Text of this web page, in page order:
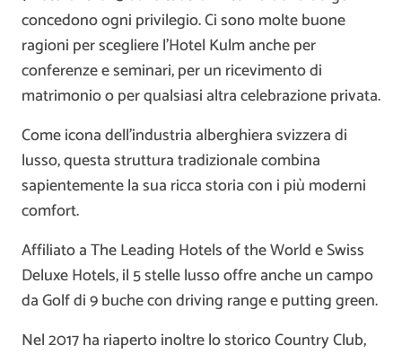
concedono ogni privilegio. Ci sono molte buone
ragioni per scegliere l’Hotel Kulm anche per
conferenze e seminari, per un ricevimento di
matrimonio o per qualsiasi altra celebrazione privata.
Come icona dell’industria alberghiera svizzera di
lusso, questa struttura tradizionale combina
sapientemente la sua ricca storia con i più moderni
comfort.
Affiliato a The Leading Hotels of the World e Swiss
Deluxe Hotels, il 5 stelle lusso offre anche un campo
da Golf di 9 buche con driving range e putting green.
Nel 2017 ha riaperto inoltre lo storico Country Club,